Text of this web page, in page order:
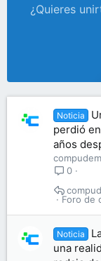
¿Quieres
Noticia
perdió
años
0
Foro de
Noticia
una